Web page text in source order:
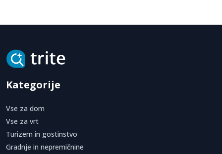
Kategorije
Vse za dom
Vse za vrt
Turizem in gostinstvo
Gradnje in nepremičnine